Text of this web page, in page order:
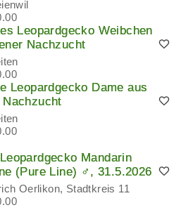
Leopardgecko Weibchen
Nachzucht
Leopardgecko Dame aus
Mandarin
(Pure Line) ♂, 31.5.2026
Oerlikon, Stadtkreis 11